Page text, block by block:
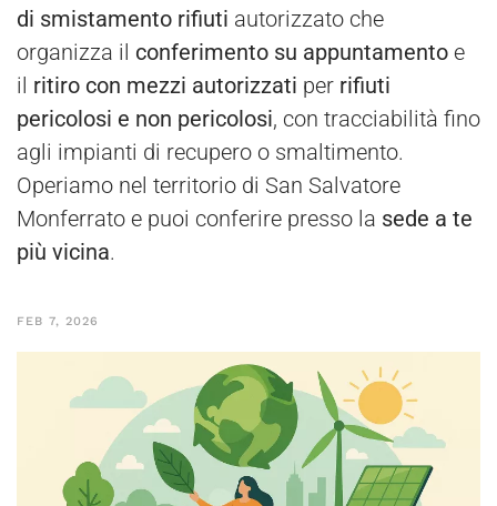
di smistamento rifiuti autorizzato che
organizza il conferimento su appuntamento e
il ritiro con mezzi autorizzati per rifiuti
pericolosi e non pericolosi, con tracciabilità fino
agli impianti di recupero o smaltimento.
Operiamo nel territorio di San Salvatore
Monferrato e puoi conferire presso la sede a te
più vicina.
FEB 7, 2026